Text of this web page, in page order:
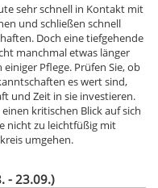
sehr schnell in Kontakt mit
und schließen schnell
Doch eine tiefgehende
manchmal etwas länger
Pflege. Prüfen Sie, ob
es wert sind,
und Zeit in sie investieren.
kritischen Blick auf sich
nicht zu leichtfüßig mit
umgehen.
- 23.09.)